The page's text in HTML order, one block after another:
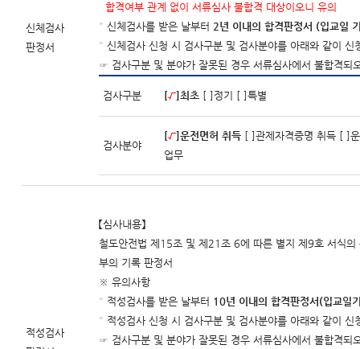
신체검사
판정서
합격여부 관계 없이 서류심사 불합격 대상이오니 유의
° 신체검사를 받은 날부터 2년 이내의 합격판정서 (입교일
° 신체검사 신청 시 검사구분 및 검사분야를 아래와 같이 신
☞ 검사구분 및 분야가 잘못된 경우 서류심사에서 불합격되
검사구분 [√]최초[ ]정기 [ ]특별
검사분야
[√]운전면허 취득[ ]관제자격증명 취득 [ ]
업무
적성검사
【심사내용】
철도안전법 제15조 및 제21조 6에 따른 별지 제9호 서식의
부의 기록 판정서
※ 유의사항
° 적성검사를 받은 날부터 10년 이내의 합격판정서(입교일
° 적성검사 신청 시 검사구분 및 검사분야를 아래와 같이 신
☞ 검사구분 및 분야가 잘못된 경우 서류심사에서 불합격되